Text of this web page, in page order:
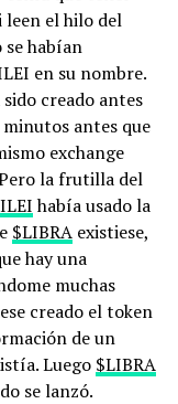
leen el hilo del
habían
en su nombre.
creado antes
antes que
exchange
la frutilla del
había usado la
$LIBRAexistiese,
hay una
muchas
creado el token
de un
Luego $LIBRA
se lanzó.